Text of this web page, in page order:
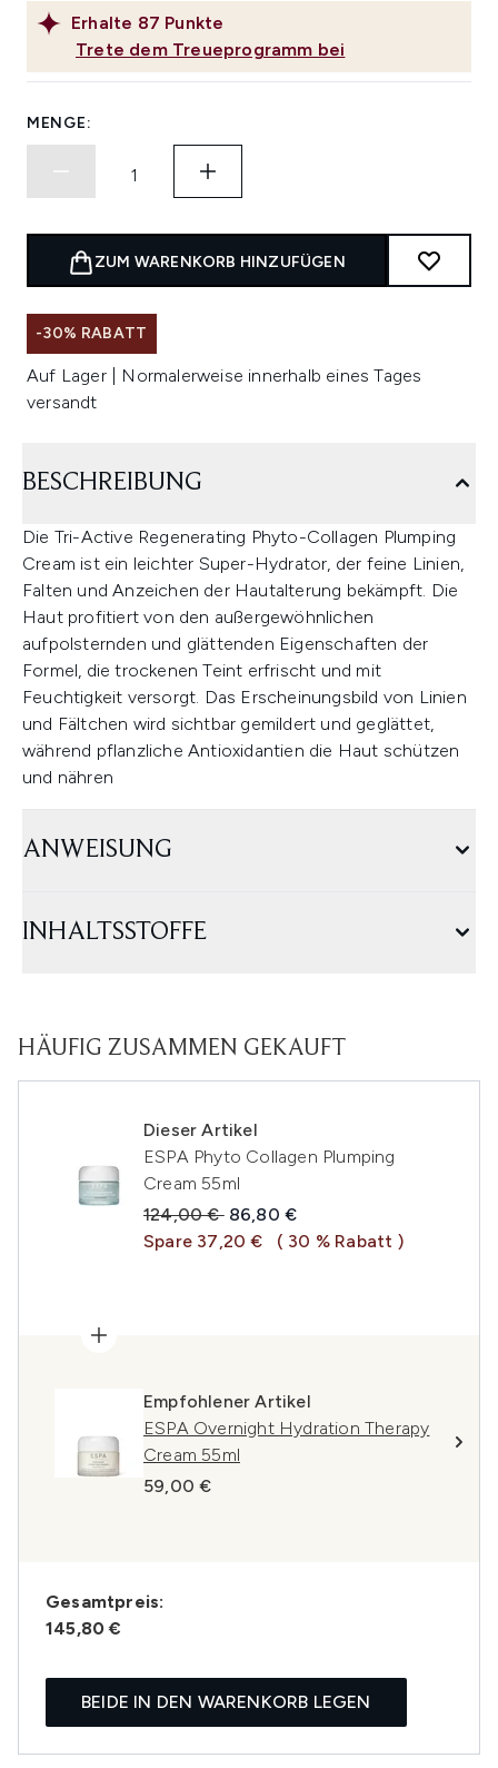
Erhalte 87 Punkte
Trete dem Treueprogramm bei
MENGE:
ZUM WARENKORB HINZUFÜGEN
-30% RABATT
Auf Lager | Normalerweise innerhalb eines Tages
versandt
BESCHREIBUNG
Die Tri-Active Regenerating Phyto-Collagen Plumping
Cream ist ein leichter Super-Hydrator, der feine Linien,
Falten und Anzeichen der Hautalterung bekämpft. Die
Haut profitiert von den außergewöhnlichen
aufpolsternden und glättenden Eigenschaften der
Formel, die trockenen Teint erfrischt und mit
Feuchtigkeit versorgt. Das Erscheinungsbild von Linien
und Fältchen wird sichtbar gemildert und geglättet,
während pflanzliche Antioxidantien die Haut schützen
und nähren
ANWEISUNG
INHALTSSTOFFE
HÄUFIG ZUSAMMEN GEKAUFT
Dieser Artikel
ESPA Phyto Collagen Plumping
Cream 55ml
Unverbindliche Preisempfehlung:
124,00 € Aktueller Preis:
86,80 €
Spare 37,20 €
( 30 % Rabatt )
Empfohlener Artikel
ESPA Overnight Hydration Therapy
Cream 55ml
59,00 €
Gesamtpreis:
145,80 €
BEIDE IN DEN WARENKORB LEGEN